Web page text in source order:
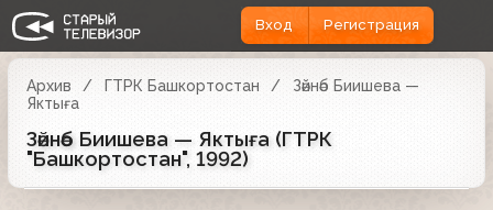
Вход Регистрация
Архив ГТРК Башкортостан
Зәйнәб Биишева —
Яктыға
Зәйнәб Биишева — Яктыға (ГТРК
"Башкортостан", 1992)